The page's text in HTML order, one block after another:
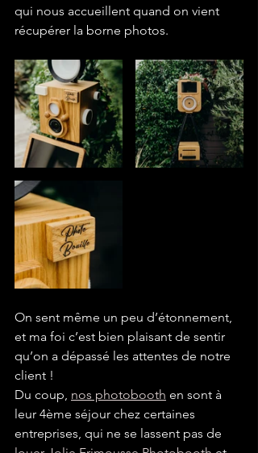
qui nous accueillent quand on vient
récupérer la borne photos.
On sent même un peu d’étonnement,
et ma foi c’est bien plaisant de sentir
qu’on a dépassé les attentes de notre
client !
Du coup, nos photobooth en sont à
leur 4ème séjour chez certaines
entreprises, qui ne se lassent pas de